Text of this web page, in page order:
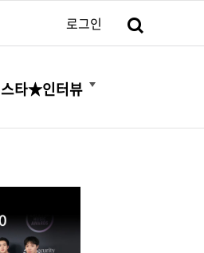
로그인
스타★인터뷰
더보기